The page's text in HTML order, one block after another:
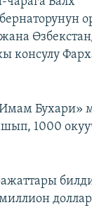
консулу
Бухари»
1000